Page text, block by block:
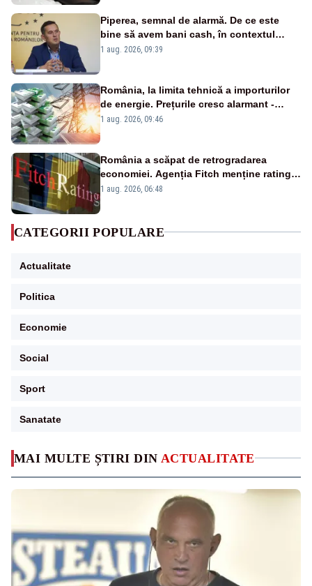
MAI MULTE ȘTIRI DIN ACTUALITATE
Piperea, semnal de alarmă. De ce este
bine să avem bani cash, în contextul
alertei energetice?
1 aug. 2026, 09:39
România, la limita tehnică a importurilor
de energie. Prețurile cresc alarmant -
Analiză Realitatea Plus
1 aug. 2026, 09:46
România a scăpat de retrogradarea
economiei. Agenția Fitch menține ratingul
„BBB-” cu perspectivă negativă
1 aug. 2026, 06:48
CATEGORII POPULARE
Actualitate
Politica
Economie
Social
Sport
Sanatate